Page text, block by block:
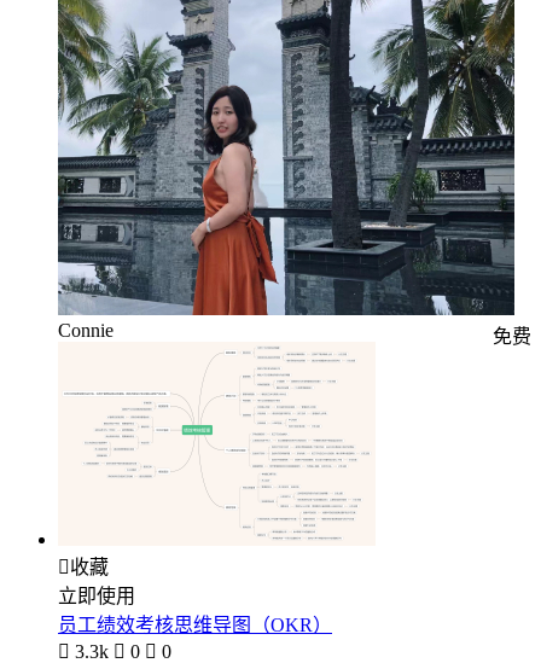
Connie 免费
收藏
立即使用
员工绩效考核思维导图（OKR）
 3.3k  0  0